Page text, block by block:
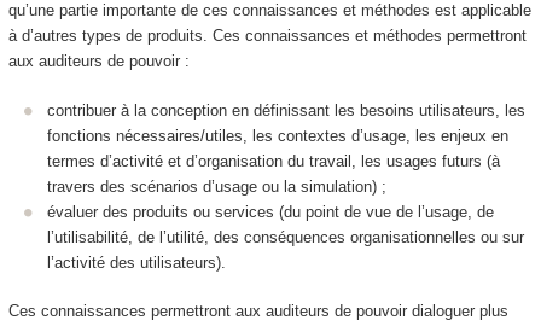
qu’une partie importante de ces connaissances et méthodes est applicable
à d’autres types de produits. Ces connaissances et méthodes permettront
aux auditeurs de pouvoir :
contribuer à la conception en définissant les besoins utilisateurs, les
fonctions nécessaires/utiles, les contextes d’usage, les enjeux en
termes d’activité et d’organisation du travail, les usages futurs (à
travers des scénarios d’usage ou la simulation) ;
évaluer des produits ou services (du point de vue de l’usage, de
l’utilisabilité, de l’utilité, des conséquences organisationnelles ou sur
l’activité des utilisateurs).
Ces connaissances permettront aux auditeurs de pouvoir dialoguer plus